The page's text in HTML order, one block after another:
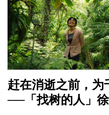
赶在消逝之前，为
──「找树的人」